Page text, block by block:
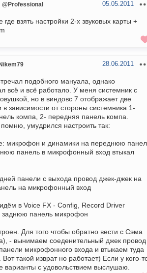
@Professional 05.05.2011
где взять настройки 2-х звуковых карты +
28.06.2011
подобного мануала, однако
всё и всё работало. У меня системник с
но в виндовс 7 отображает две
в зависимости от стороны системника 1-
компа, 2- передняя панель компа.
умудрился настроить так:
микрофон и динамики на переднюю
панель в микрофонный вход втыкал
панели с выхода провод джек-джек на
на микрофонный вход
в Voice FX - Config, Record Driver
заднюю панель микрофон
Для того чтобы обратно вести с Сэма
- вынимаем соеденительный джек провод
микрофонного входа и втыкаем туда
такой изврат но работает) Если у кого-
варианты с удовольствием выслушаю.